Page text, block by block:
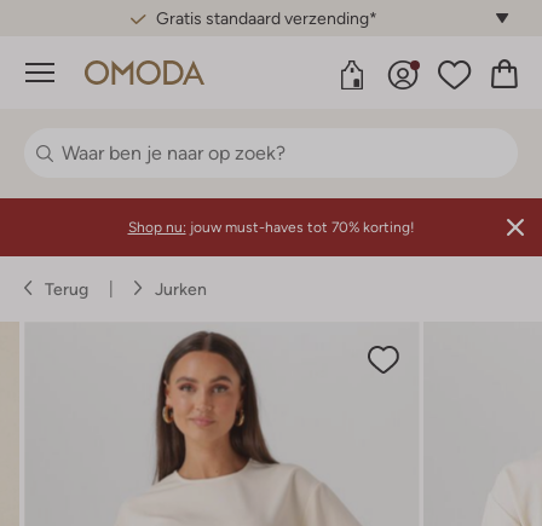
Gratis standaard verzending*
Menu
Shop nu: jouw must-haves tot 70% korting!
Terug Jurken